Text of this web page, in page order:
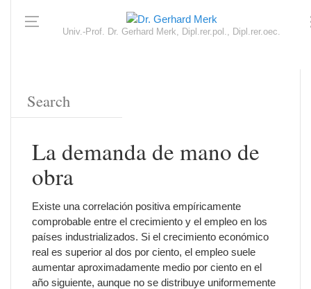
Univ.-Prof. Dr. Gerhard Merk, Dipl.rer.pol., Dipl.rer.oec.
La demanda de mano de
obra
Existe una correlación positiva empíricamente
comprobable entre el crecimiento y el empleo en los
países industrializados. Si el crecimiento económico
real es superior al dos por ciento, el empleo suele
aumentar aproximadamente medio por ciento en el
año siguiente, aunque no se distribuye uniformemente